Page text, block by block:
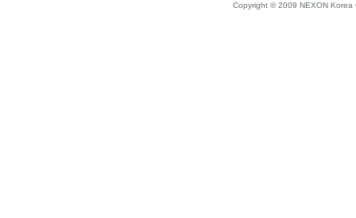
Copyright © 2009 NEXON Korea